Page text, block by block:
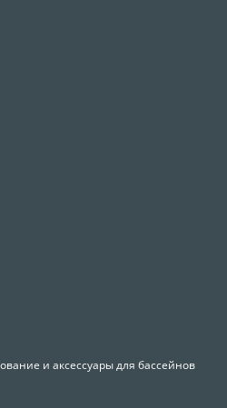
и аксессуары для бассейнов